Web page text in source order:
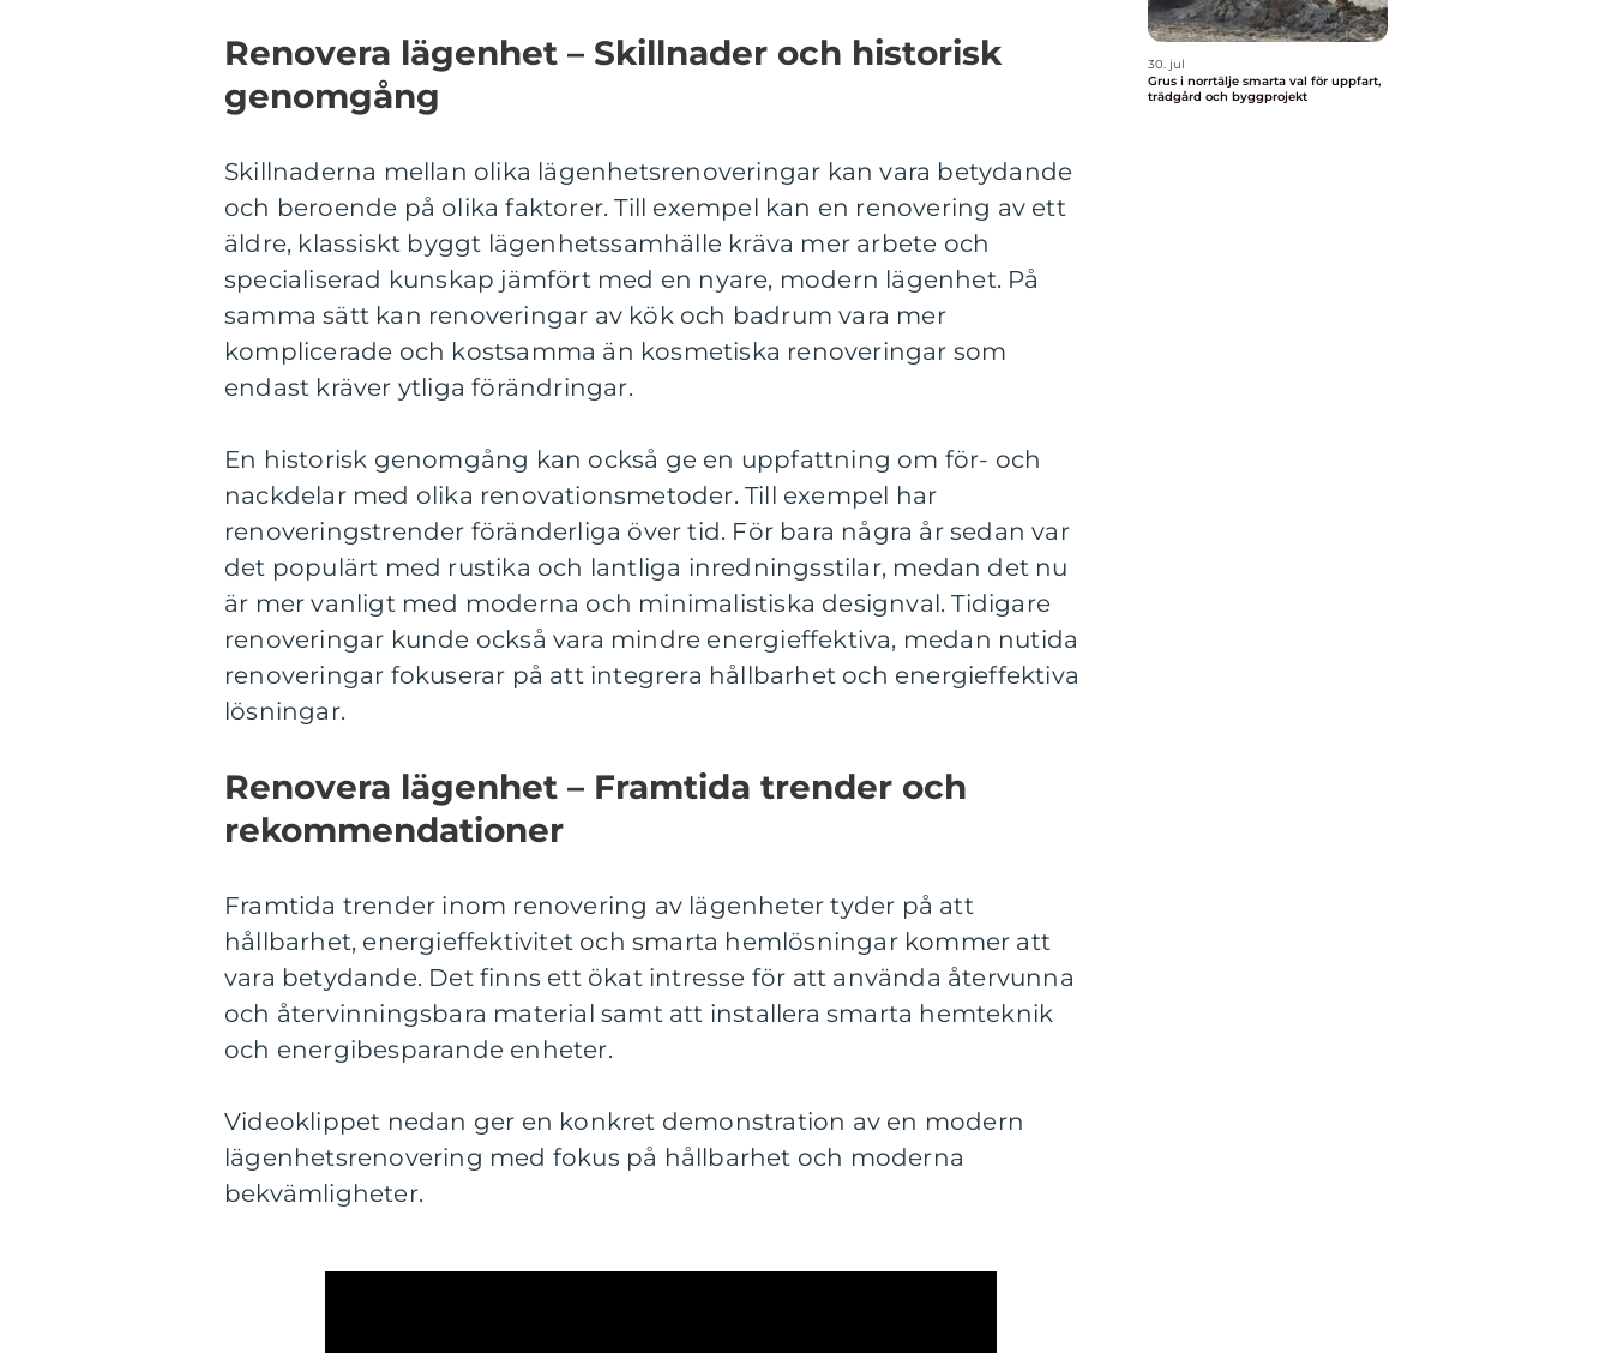
Renovera lägenhet – Skillnader och historisk
genomgång
Skillnaderna mellan olika lägenhetsrenoveringar kan vara betydande
och beroende på olika faktorer. Till exempel kan en renovering av ett
äldre, klassiskt byggt lägenhetssamhälle kräva mer arbete och
specialiserad kunskap jämfört med en nyare, modern lägenhet. På
samma sätt kan renoveringar av kök och badrum vara mer
komplicerade och kostsamma än kosmetiska renoveringar som
endast kräver ytliga förändringar.
En historisk genomgång kan också ge en uppfattning om för- och
nackdelar med olika renovationsmetoder. Till exempel har
renoveringstrender föränderliga över tid. För bara några år sedan var
det populärt med rustika och lantliga inredningsstilar, medan det nu
är mer vanligt med moderna och minimalistiska designval. Tidigare
renoveringar kunde också vara mindre energieffektiva, medan nutida
renoveringar fokuserar på att integrera hållbarhet och energieffektiva
lösningar.
Renovera lägenhet – Framtida trender och
rekommendationer
Framtida trender inom renovering av lägenheter tyder på att
hållbarhet, energieffektivitet och smarta hemlösningar kommer att
vara betydande. Det finns ett ökat intresse för att använda återvunna
och återvinningsbara material samt att installera smarta hemteknik
och energibesparande enheter.
Videoklippet nedan ger en konkret demonstration av en modern
lägenhetsrenovering med fokus på hållbarhet och moderna
bekvämligheter.
30. jul
Grus i norrtälje smarta val för uppfart,
trädgård och byggprojekt